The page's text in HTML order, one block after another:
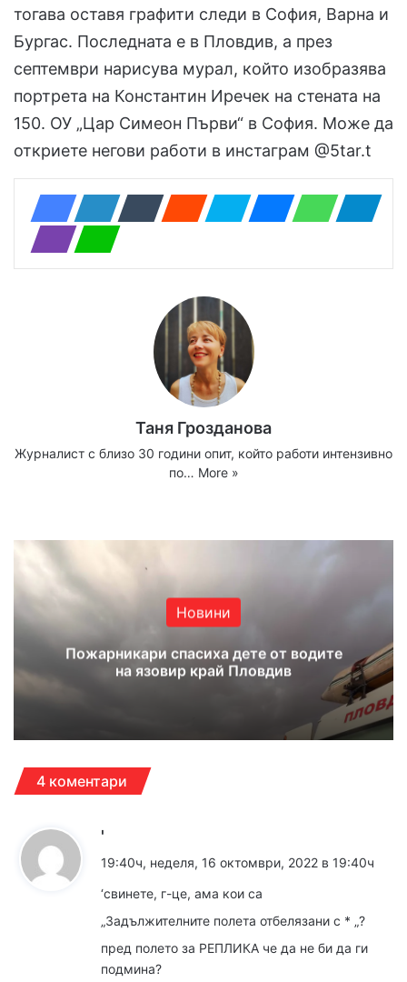
тогава оставя графити следи в София, Варна и
Бургас. Последната е в Пловдив, а през
септември нарисува мурал, който изобразява
портрета на Константин Иречек на стената на
150. ОУ „Цар Симеон Първи“ в София. Може да
откриете негови работи в инстаграм @5tar.t
Таня Грозданова
Журналист с близо 30 години опит, който работи интензивно
по… More »
Новини
Пожарникари спасиха дете от водите
на язовир край Пловдив
4 коментари
'
а
а
:
19:40ч, неделя, 16 октомври, 2022 в 19:40ч
‘свинете, г-це, ама кои са
„Задължителните полета отбелязани с * „?
пред полето за РЕПЛИКА че да не би да ги
подмина?